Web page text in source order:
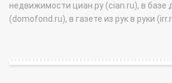
недвижимости циан.ру (cian.ru), в базе
(domofond.ru), в газете из рук в руки